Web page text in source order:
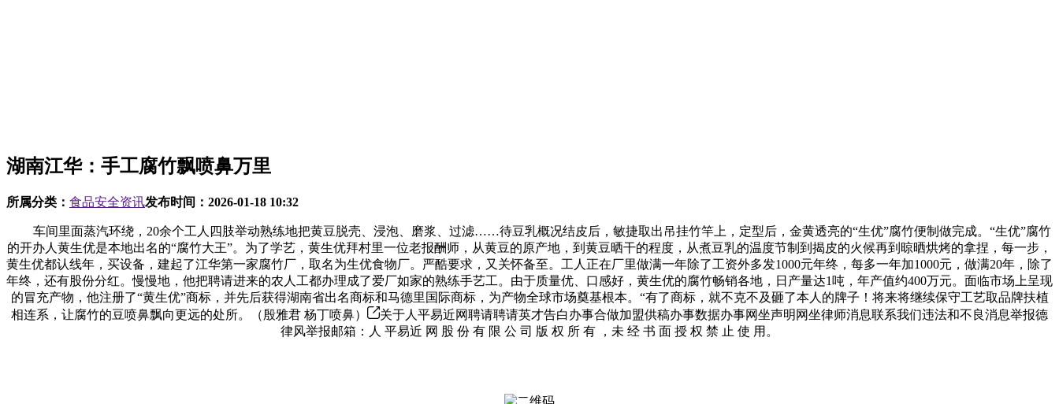
湖南江华：手工腐竹飘喷鼻万里
所属分类： 食品安全资讯发布时间： 2026-01-18 10:32
车间里面蒸汽环绕，20余个工人四肢举动熟练地把黄豆脱壳、浸泡、磨浆、过滤……待豆乳概况结皮后，敏捷取出吊挂竹竿上，定型后，金黄透亮的“生优”腐竹便制做完成。“生优”腐竹
的开办人黄生优是本地出名的“腐竹大王”。为了学艺，黄生优拜村里一位老报酬师，从黄豆的原产地，到黄豆晒干的程度，从煮豆乳的温度节制到揭皮的火候再到晾晒烘烤的拿捏，每一步，
黄生优都认线年，买设备，建起了江华第一家腐竹厂，取名为生优食物厂。严酷要求，又关怀备至。工人正在厂里做满一年除了工资外多发1000元年终，每多一年加1000元，做满20年，除了
年终，还有股份分红。慢慢地，他把聘请进来的农人工都办理成了爱厂如家的熟练手艺工。由于质量优、口感好，黄生优的腐竹畅销各地，日产量达1吨，年产值约400万元。面临市场上呈现
的冒充产物，他注册了“黄生优”商标，并先后获得湖南省出名商标和马德里国际商标，为产物全球市场奠基根本。“有了商标，就不克不及砸了本人的牌子！将来将继续保守工艺取品牌扶植
相连系，让腐竹的豆喷鼻飘向更远的处所。（殷雅君 杨丁喷鼻）
关于人平易近网聘请聘请英才告白办事合做加盟供稿办事数据办事网坐声明网坐律师消息联系我们违法和不良消息举报德
律风举报邮箱：人 平易近 网 股 份 有 限 公 司 版 权 所 有 ，未 经 书 面 授 权 禁 止 使 用。